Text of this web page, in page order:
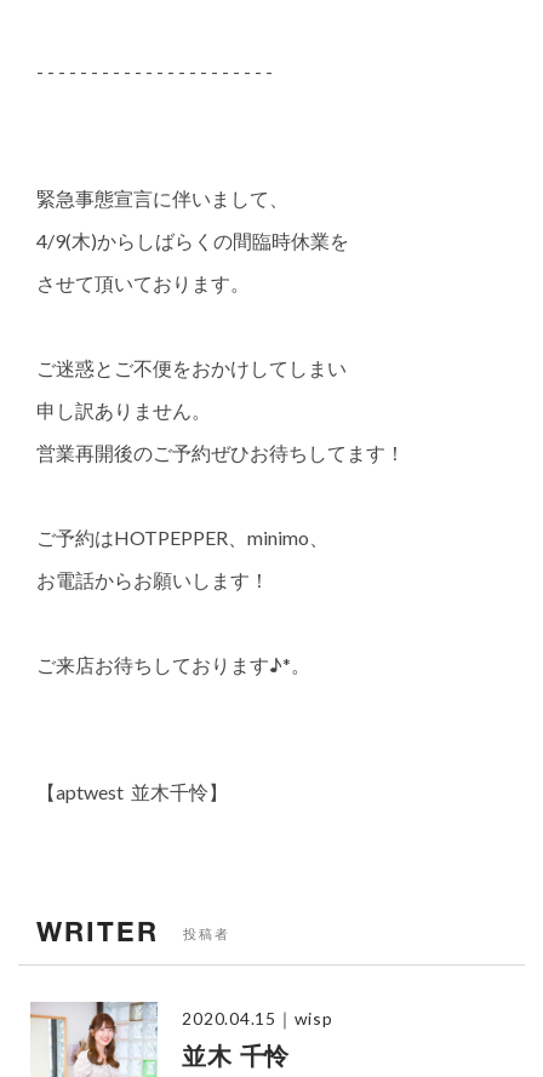
- - - - - - - - - - - - - - - - - - - - - -
緊急事態宣言に伴いまして、
4/9(木)からしばらくの間臨時休業を
させて頂いております。
ご迷惑とご不便をおかけしてしまい
申し訳ありません。
営業再開後のご予約ぜひお待ちしてます！
ご予約はHOTPEPPER、minimo、
お電話からお願いします！
ご来店お待ちしております♪*。
【aptwest 並木千怜】
WRITER 投稿者
2020.04.15 ｜wisp
並木 千怜